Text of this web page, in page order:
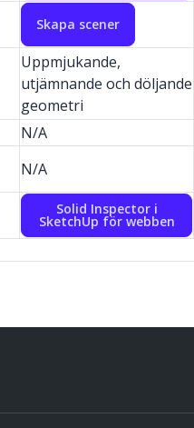
Skapa scener
Uppmjukande,
utjämnande och döljande
geometri
N/A
N/A
Solid Inspector i
SketchUp för webben